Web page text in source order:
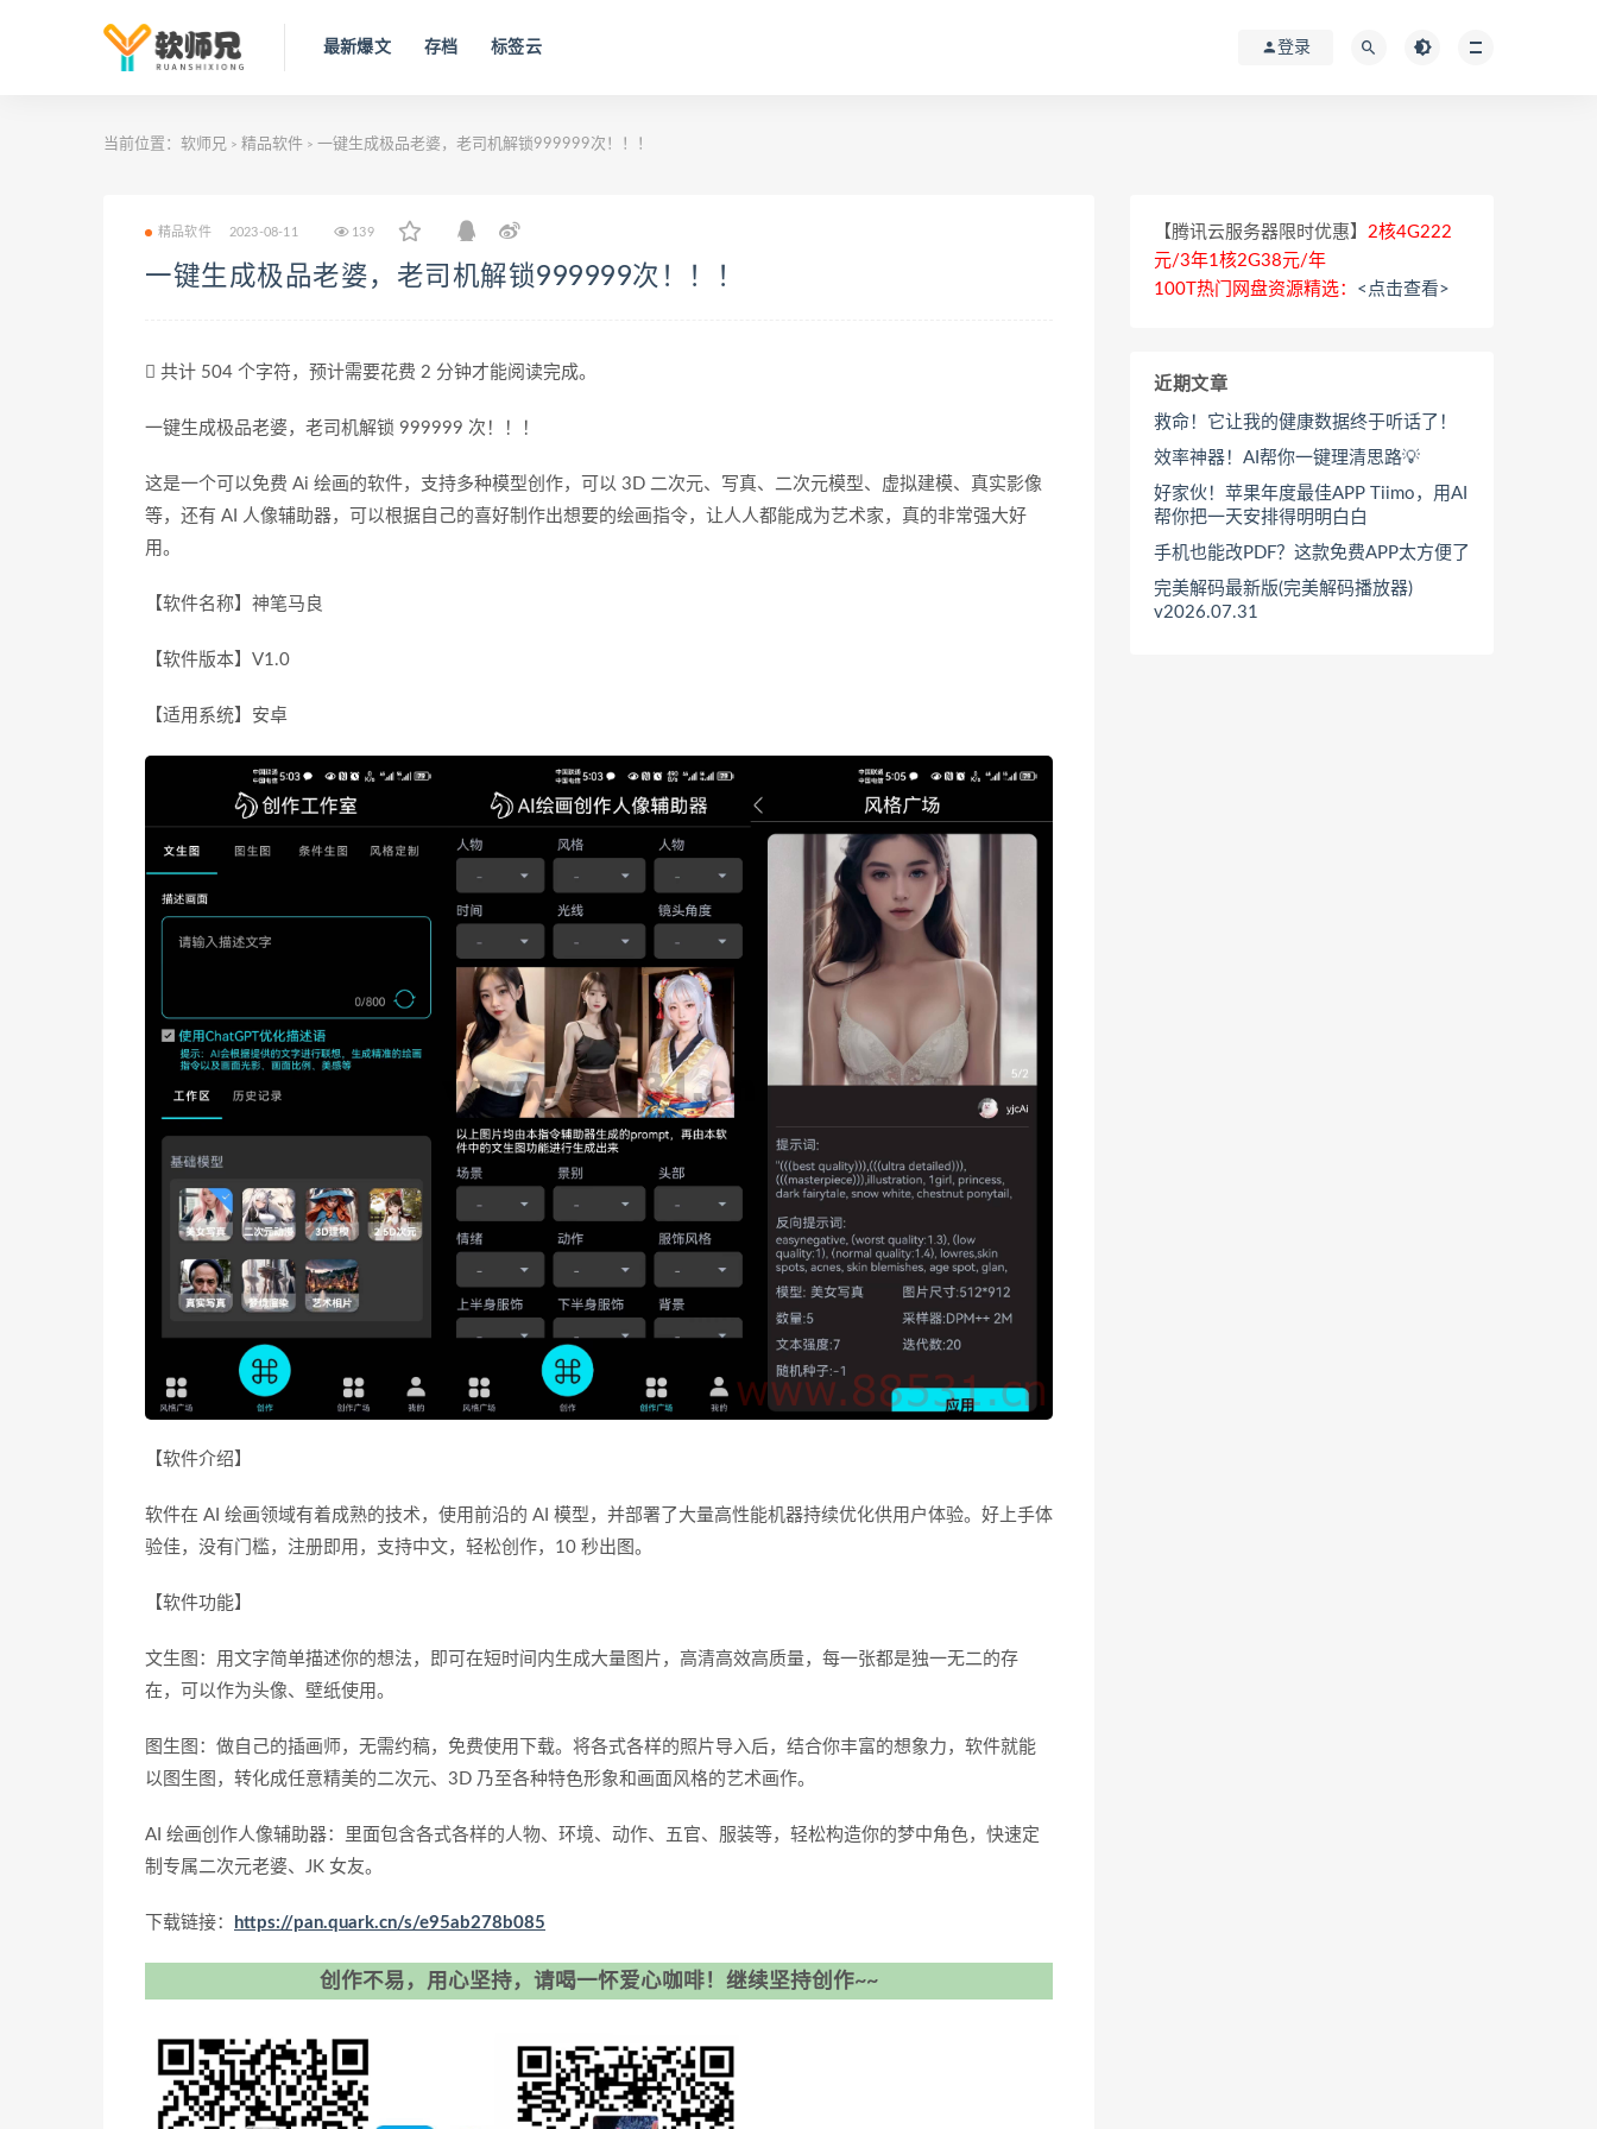
最新爆文 存档 标签云 登录
当前位置： 软师兄 > 精品软件 > 一键生成极品老婆，老司机解锁999999次！！！
精品软件 2023-08-11 139
一键生成极品老婆，老司机解锁999999次！！！
共计 504 个字符，预计需要花费 2 分钟才能阅读完成。
一键生成极品老婆，老司机解锁 999999 次！！！
这是一个可以免费 Ai 绘画的软件，支持多种模型创作，可以 3D 二次元、写真、二次元模型、虚拟建模、真实影像
等，还有 AI 人像辅助器，可以根据自己的喜好制作出想要的绘画指令，让人人都能成为艺术家，真的非常强大好
用。
【软件名称】神笔马良
【软件版本】V1.0
【适用系统】安卓
【软件介绍】
软件在 AI 绘画领域有着成熟的技术，使用前沿的 AI 模型，并部署了大量高性能机器持续优化供用户体验。好上手体
验佳，没有门槛，注册即用，支持中文，轻松创作，10 秒出图。
【软件功能】
文生图：用文字简单描述你的想法，即可在短时间内生成大量图片，高清高效高质量，每一张都是独一无二的存
在，可以作为头像、壁纸使用。
图生图：做自己的插画师，无需约稿，免费使用下载。将各式各样的照片导入后，结合你丰富的想象力，软件就能
以图生图，转化成任意精美的二次元、3D 乃至各种特色形象和画面风格的艺术画作。
AI 绘画创作人像辅助器：里面包含各式各样的人物、环境、动作、五官、服装等，轻松构造你的梦中角色，快速定
制专属二次元老婆、JK 女友。
下载链接： https://pan.quark.cn/s/e95ab278b085
创作不易，用心坚持，请喝一怀爱心咖啡！继续坚持创作~~
【腾讯云服务器限时优惠】 2核4G222
元/3年1核2G38元/年
100T热门网盘资源精选： <点击查看>
近期文章
救命！它让我的健康数据终于听话了！
效率神器！AI帮你一键理清思路💡
好家伙！苹果年度最佳APP Tiimo，用AI
帮你把一天安排得明明白白
手机也能改PDF？这款免费APP太方便了
完美解码最新版(完美解码播放器)
v2026.07.31